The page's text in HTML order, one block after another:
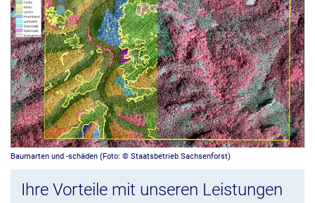
Baumarten und -schäden (Foto: © Staatsbetrieb Sachsenforst)
Ihre Vorteile mit unseren Leistungen